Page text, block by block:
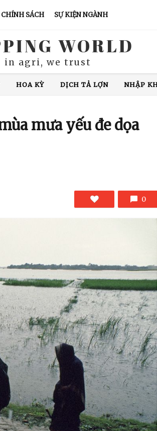
CHÍNH SÁCH SỰ KIỆN NGÀNH
WORLD
in agri, we trust
TRA CHĂN NUÔI LỢN GIÁ CÀ PHÊ
DỊCH TẢ LỢN
mưa yếu đe dọa
0